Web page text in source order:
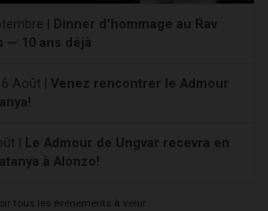
|
Dinner d'hommage au Rav
— 10 ans déjà
Août | Venez rencontrer le Admour
|
Le Admour de Ungvar recevra en
à Alonzo!
tous les événements à venir